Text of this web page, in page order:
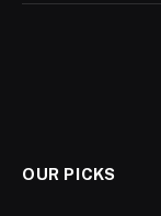
OUR PICKS